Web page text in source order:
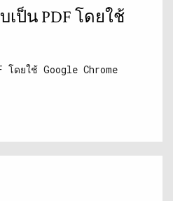
ป็น PDF โดยใช้
โดยใช้ Google Chrome